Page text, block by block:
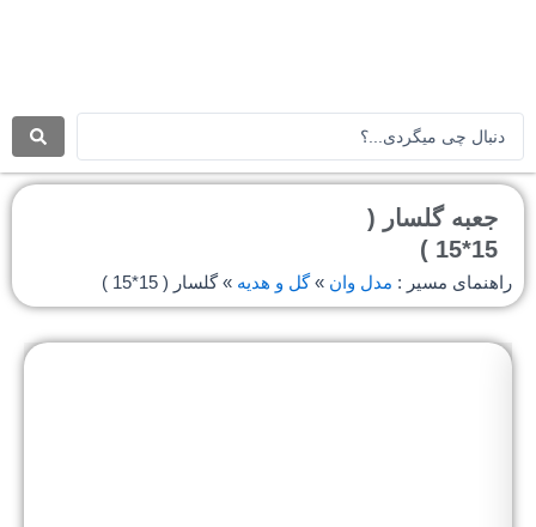
.
.
جعبه گلسار (
15*15 )
راهنمای مسیر : مدل وان »گل و هدیه »گلسار ( 15*15 )